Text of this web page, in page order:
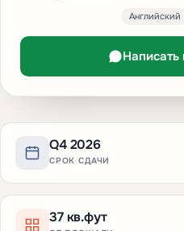
Q4 2026
СРОК СДАЧИ
37 кв.фут
Английский